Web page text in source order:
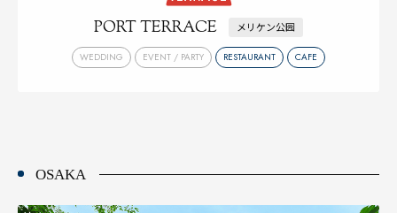
PORT TERRACE メリケン公园
WEDDING EVENT / PARTY RESTAURANT CAFE
OSAKA